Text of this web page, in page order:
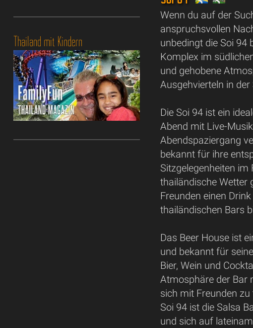
Wenn du auf der
anspruchsvollen
unbedingt die Soi 94
Komplex im
und gehobene
Ausgehvierteln in der
Die Soi 94 ist ein
Abend mit Live-
Abendspaziergang
bekannt für ihre
Sitzgelegenheiten
thailändische Wetter
Freunden einen
thailändischen Bars
Das Beer House ist
und bekannt für
Bier, Wein und
Atmosphäre der Bar
sich mit Freunden
Soi 94 ist die Salsa
und sich auf
Thailand mit Kindern